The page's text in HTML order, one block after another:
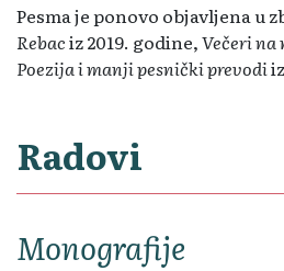
Pesma je ponovo objavljena u
Rebaciz 2019. godine,Večeri na
Poezija i manji pesnički prevodi
Radovi
Monografije